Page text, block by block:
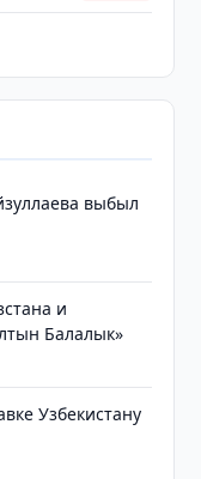
выбыл
и
Балалык»
Узбекистану